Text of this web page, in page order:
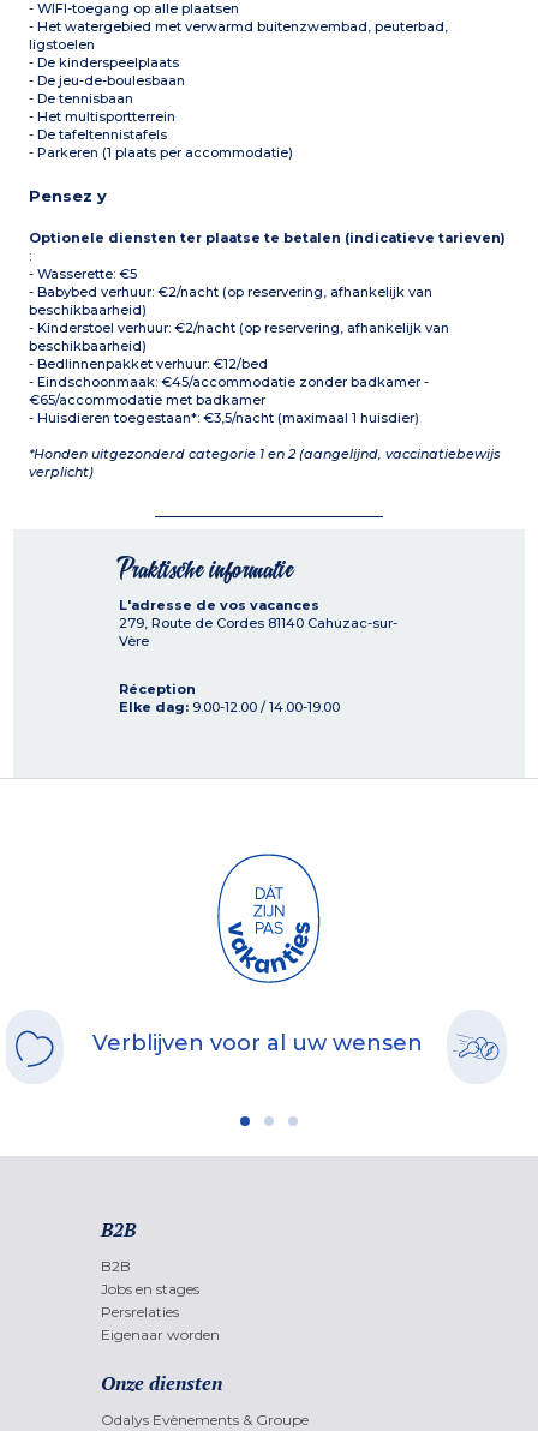
- WIFI-toegang op alle plaatsen
- Het watergebied met verwarmd buitenzwembad, peuterbad,
ligstoelen
- De kinderspeelplaats
- De jeu-de-boulesbaan
- De tennisbaan
- Het multisportterrein
- De tafeltennistafels
- Parkeren (1 plaats per accommodatie)
Pensez y
Optionele diensten ter plaatse te betalen (indicatieve tarieven)
:
- Wasserette: €5
- Babybed verhuur: €2/nacht (op reservering, afhankelijk van
beschikbaarheid)
- Kinderstoel verhuur: €2/nacht (op reservering, afhankelijk van
beschikbaarheid)
- Bedlinnenpakket verhuur: €12/bed
- Eindschoonmaak: €45/accommodatie zonder badkamer -
€65/accommodatie met badkamer
- Huisdieren toegestaan*: €3,5/nacht (maximaal 1 huisdier)
*Honden uitgezonderd categorie 1 en 2 (aangelijnd, vaccinatiebewijs
verplicht)
Praktische informatie
L'adresse de vos vacances
279, Route de Cordes 81140 Cahuzac-sur-
Vère
Réception
Elke dag: 9.00-12.00 / 14.00-19.00
Verblijven voor al uw wensen
B2B
B2B
Jobs en stages
Persrelaties
Eigenaar worden
Onze diensten
Odalys Evènements & Groupe